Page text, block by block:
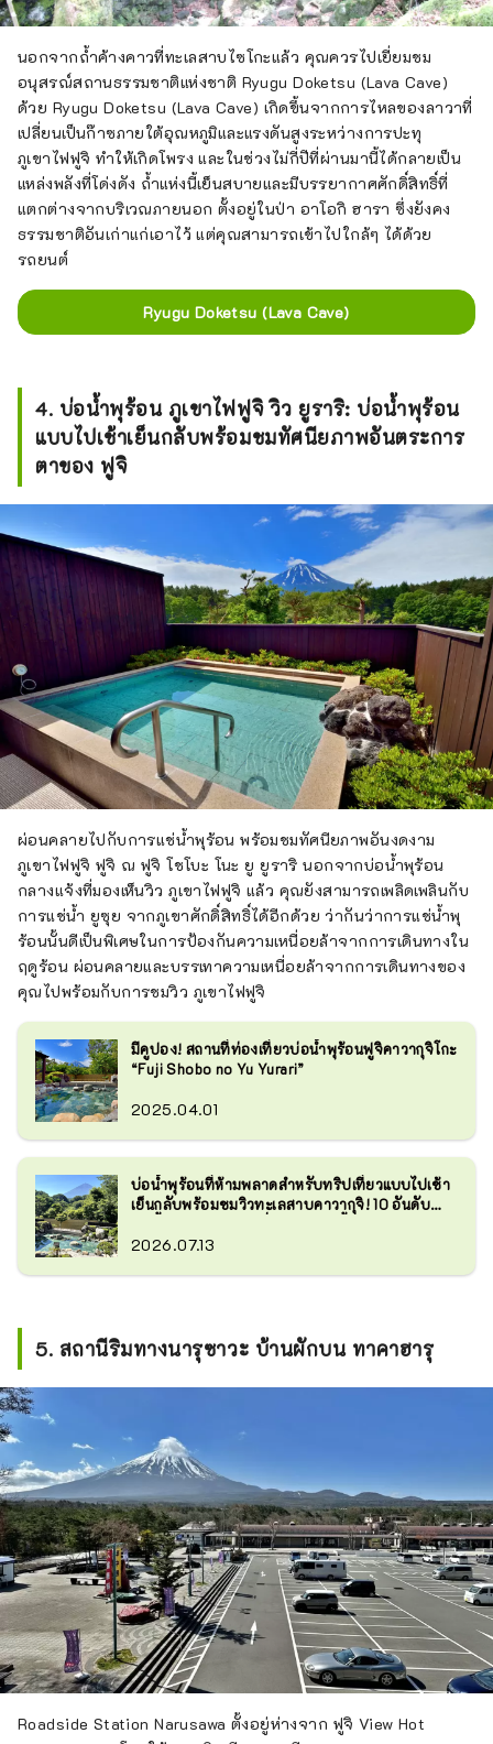
นอกจากถ้ำค้างคาวที่ทะเลสาบไซโกะแล้ว คุณควรไปเยี่ยมชม
อนุสรณ์สถานธรรมชาติแห่งชาติ Ryugu Doketsu (Lava Cave)
ด้วย Ryugu Doketsu (Lava Cave) เกิดขึ้นจากการไหลของลาวาที่
เปลี่ยนเป็นก๊าซภายใต้อุณหภูมิและแรงดันสูงระหว่างการปะทุ
ภูเขาไฟฟูจิ ทำให้เกิดโพรง และในช่วงไม่กี่ปีที่ผ่านมานี้ได้กลายเป็น
แหล่งพลังที่โด่งดัง ถ้ำแห่งนี้เย็นสบายและมีบรรยากาศศักดิ์สิทธิ์ที่
แตกต่างจากบริเวณภายนอก ตั้งอยู่ในป่า อาโอกิ ฮารา ซึ่งยังคง
ธรรมชาติอันเก่าแก่เอาไว้ แต่คุณสามารถเข้าไปใกล้ๆ ได้ด้วย
รถยนต์
Ryugu Doketsu (Lava Cave)
4. บ่อน้ำพุร้อน ภูเขาไฟฟูจิ วิว ยูราริ: บ่อน้ำพุร้อน
แบบไปเช้าเย็นกลับพร้อมชมทัศนียภาพอันตระการ
ตาของ ฟูจิ
ผ่อนคลายไปกับการแช่น้ำพุร้อน พร้อมชมทัศนียภาพอันงดงาม
ภูเขาไฟฟูจิ ฟูจิ ณ ฟูจิ โชโบะ โนะ ยู ยูราริ นอกจากบ่อน้ำพุร้อน
กลางแจ้งที่มองเห็นวิว ภูเขาไฟฟูจิ แล้ว คุณยังสามารถเพลิดเพลินกับ
การแช่น้ำ ยูซุย จากภูเขาศักดิ์สิทธิ์ได้อีกด้วย ว่ากันว่าการแช่น้ำพุ
ร้อนนั้นดีเป็นพิเศษในการป้องกันความเหนื่อยล้าจากการเดินทางใน
ฤดูร้อน ผ่อนคลายและบรรเทาความเหนื่อยล้าจากการเดินทางของ
คุณไปพร้อมกับการชมวิว ภูเขาไฟฟูจิ
มีคูปอง! สถานที่ท่องเที่ยวบ่อน้ำพุร้อนฟูจิคาวากุจิโกะ
“Fuji Shobo no Yu Yurari”
2025.04.01
บ่อน้ำพุร้อนที่ห้ามพลาดสำหรับทริปเที่ยวแบบไปเช้า
เย็นกลับพร้อมชมวิวทะเลสาบคาวากุจิ! 10 อันดับ
ฟูจิ"
2026.07.13
5. สถานีริมทางนารุซาวะ บ้านผักบน ทาคาฮารุ
Roadside Station Narusawa ตั้งอยู่ห่างจาก ฟูจิ View Hot